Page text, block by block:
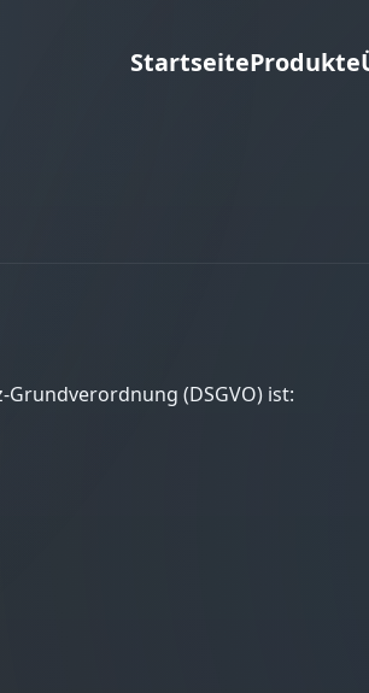
StartseiteProdukte
(DSGVO) ist: